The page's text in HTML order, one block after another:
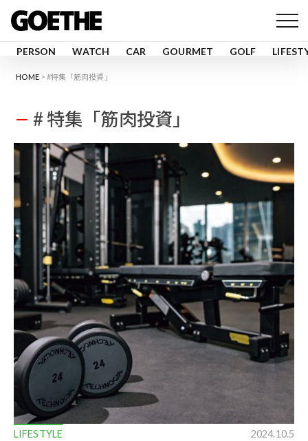
PERSON WATCH CAR GOURMET GOLF
HOME #特集「筋肉投資」
# 特集「筋肉投資」
LIFESTYLE 2024.10.5